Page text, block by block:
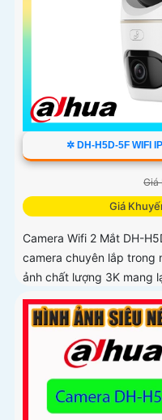
✲ DH-H5D-5F WIFI
Giá
Giá
Camera Wifi 2 Mắt DH-
camera chuyên lắp trong
ảnh chất lượng 3K mang
đêm có màu sắc chân
giúp đảm bảo an ninh
người và thú cưng với độ